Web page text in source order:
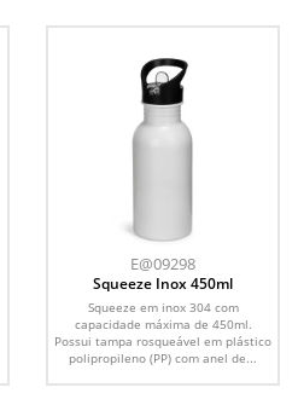
E@09298
Squeeze Inox 450ml
Squeeze em inox 304 com
capacidade máxima de 450ml.
Possui tampa rosqueável em plástico
polipropileno (PP) com anel de...